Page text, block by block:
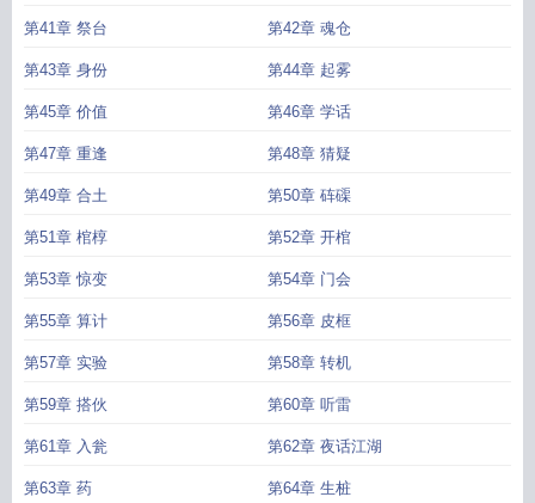
第41章 祭台 第42章 魂仓
第43章 身份 第44章 起雾
第45章 价值 第46章 学话
第47章 重逢 第48章 猜疑
第49章 合土 第50章 砗磲
第51章 棺椁 第52章 开棺
第53章 惊变 第54章 门会
第55章 算计 第56章 皮框
第57章 实验 第58章 转机
第59章 搭伙 第60章 听雷
第61章 入瓮 第62章 夜话江湖
第63章 药 第64章 生桩